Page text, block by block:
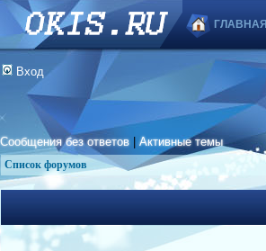
ГЛАВНАЯ
Вход
Сообщения без ответов |Активные темы
Список форумов